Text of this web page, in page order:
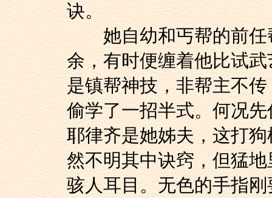
诀。
她自幼和丐帮的前任
余，有时便缠着他比试
是镇帮神技，非帮主不
偷学了一招半式。何况
耶律齐是她姊夫，这打
然不明其中诀窍，但猛
骇人耳目。无色的手指